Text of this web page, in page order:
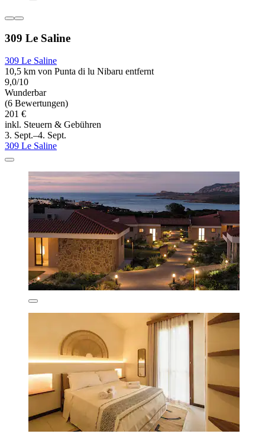
309 Le Saline
309 Le Saline
10,5 km von Punta di lu Nibaru entfernt
9,0/10
Wunderbar
(6 Bewertungen)
201 €
inkl. Steuern & Gebühren
3. Sept.–4. Sept.
309 Le Saline